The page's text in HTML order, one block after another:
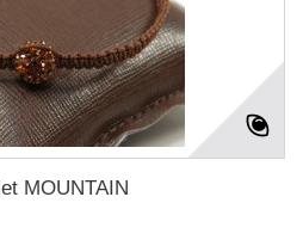
MOUNTAIN